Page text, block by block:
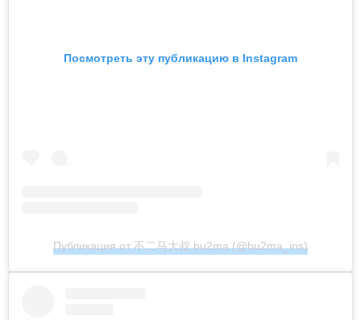
Посмотреть эту публикацию в Instagram
Публикация от 不二马大叔 bu2ma (@bu2ma_ins)